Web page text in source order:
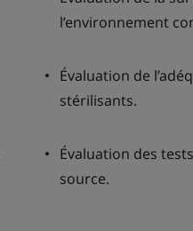
l’environnement
Évaluation de
stérilisants.
Évaluation des
source.